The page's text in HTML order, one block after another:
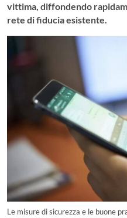
vittima, diffondendo
rete di fiducia esistente.
Le misure di sicurezza e le buone